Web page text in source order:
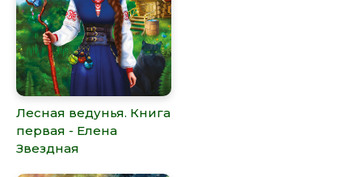
Лесная ведунья. Книга
первая - Елена
Звездная